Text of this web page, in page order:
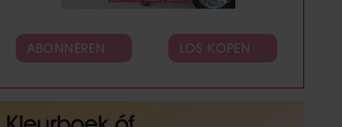
ABONNEREN LOS KOPEN